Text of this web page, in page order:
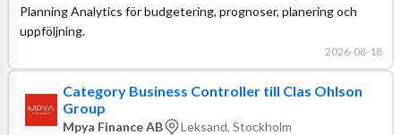
Planning Analytics för budgetering, prognoser, planering och
uppföljning.
2026-08-18
Category Business Controller till Clas Ohlson
Group
Mpya Finance AB Leksand, Stockholm